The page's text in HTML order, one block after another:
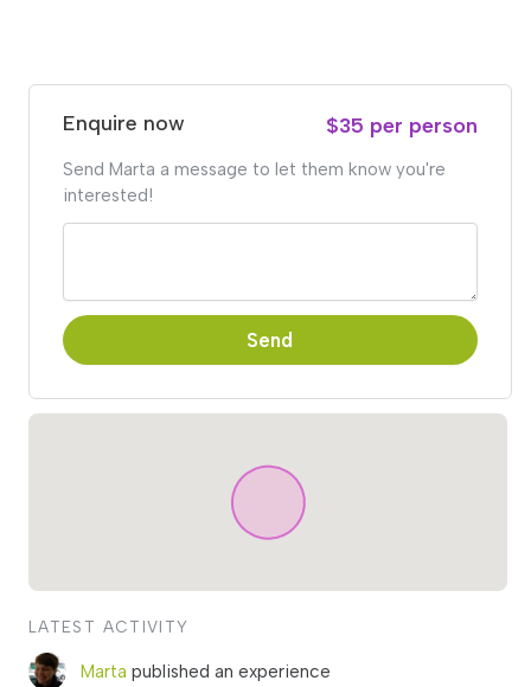
Enquire now $35 per person
Send Marta a message to let them know you're
interested!
Send
LATEST ACTIVITY
Marta published an experience